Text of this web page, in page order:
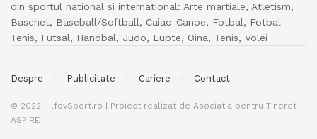
din sportul national si international: Arte martiale, Atletism,
Baschet, Baseball/Softball, Caiac-Canoe, Fotbal, Fotbal-
Tenis, Futsal, Handbal, Judo, Lupte, Oina, Tenis, Volei
Despre Publicitate Cariere Contact
© 2022 | IlfovSport.ro | Proiect realizat de Asociatia pentru Tineret
ASPIRE